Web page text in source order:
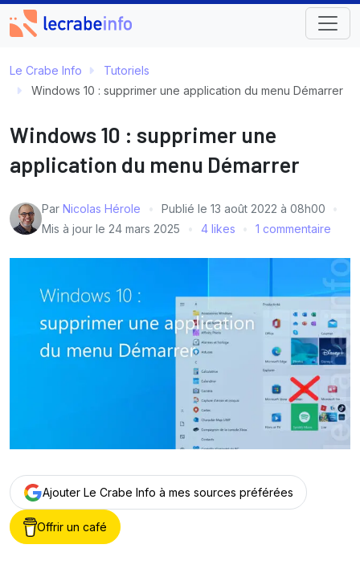
Le Crabe Info
Tutoriels
Windows 10 : supprimer une application du menu Démarrer
Windows 10 : supprimer une
application du menu Démarrer
Par Nicolas Hérole Publié le 13 août 2022 à 08h00
Mis à jour le 24 mars 2025 4 likes 1 commentaire
Ajouter Le Crabe Info à mes sources préférées
Offrir un café